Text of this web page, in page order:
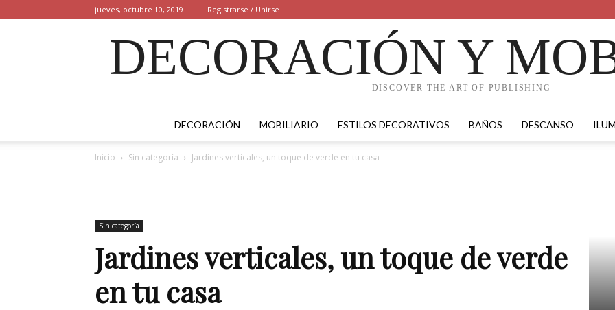
jueves, octubre 10, 2019 Registrarse / Unirse
DECORACIÓN Y
DISCOVER THE ART OF PUBLISHING
DECORACIÓN MOBILIARIO ESTILOS DECORATIVOS BAÑOS DESCANSO
Inicio Sin categoría Jardines verticales, un toque de verde en tu casa
Sin categoría
Jardines verticales, un toque de verde
en tu casa